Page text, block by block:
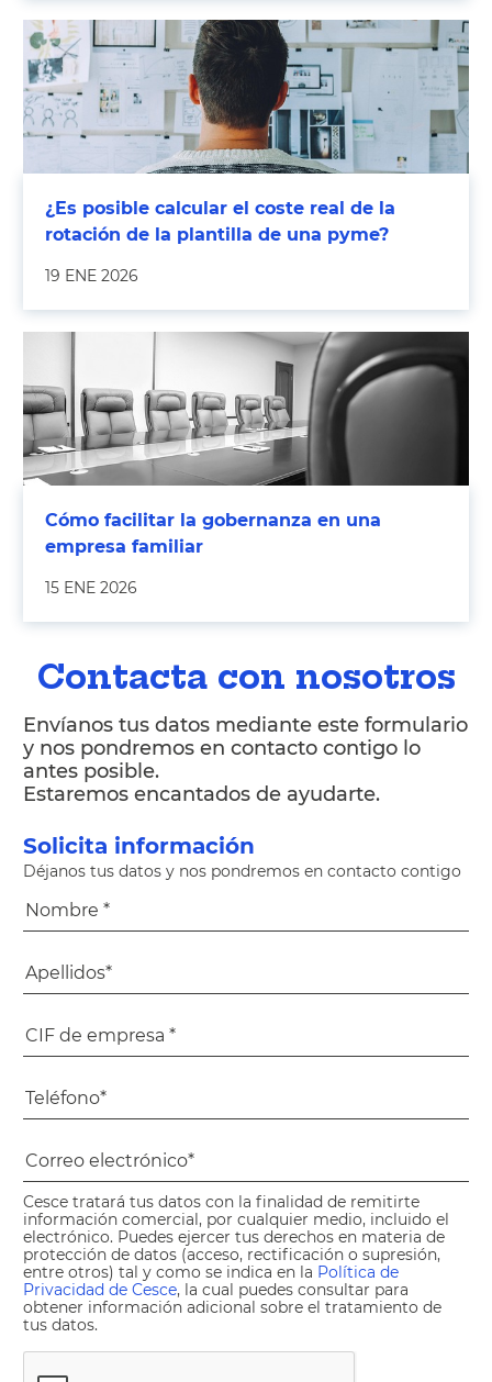
¿Es posible calcular el coste real de la
rotación de la plantilla de una pyme?
19 ENE 2026
Cómo facilitar la gobernanza en una
empresa familiar
15 ENE 2026
Contacta con nosotros
Envíanos tus datos mediante este formulario
y nos pondremos en contacto contigo lo
antes posible.
Estaremos encantados de ayudarte.
Solicita información
Déjanos tus datos y nos pondremos en contacto contigo
Cesce tratará tus datos con la finalidad de remitirte
información comercial, por cualquier medio, incluido el
electrónico. Puedes ejercer tus derechos en materia de
protección de datos (acceso, rectificación o supresión,
entre otros) tal y como se indica en la Política de
Privacidad de Cesce, la cual puedes consultar para
obtener información adicional sobre el tratamiento de
tus datos.